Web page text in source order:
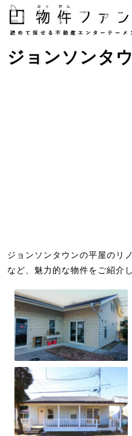
ジョンソンタ
ジョンソンタウンの平屋のリ
など、魅力的な物件をご紹介